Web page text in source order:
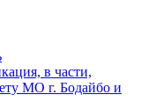
в части,
МО г. Бодайбо и